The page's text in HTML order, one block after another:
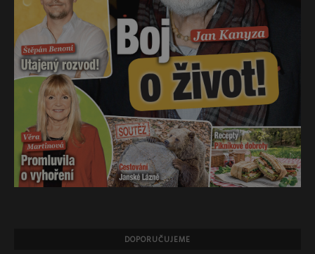
DOPORUČUJEME